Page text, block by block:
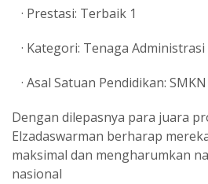
· Prestasi: Terbaik 1
· Kategori: Tenaga
· Asal Satuan Pendidikan:
Dengan dilepasnya para juara
Elzadaswarman berharap
maksimal dan mengharumkan
nasional